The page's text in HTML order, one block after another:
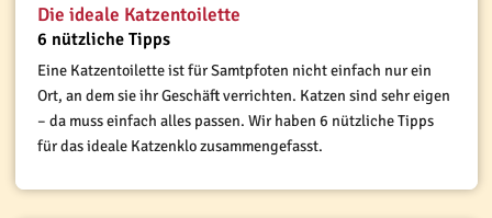
Die ideale Katzentoilette
6 nützliche Tipps
Eine Katzentoilette ist für Samtpfoten nicht einfach nur ein
Ort, an dem sie ihr Geschäft verrichten. Katzen sind sehr eigen
– da muss einfach alles passen. Wir haben 6 nützliche Tipps
für das ideale Katzenklo zusammengefasst.